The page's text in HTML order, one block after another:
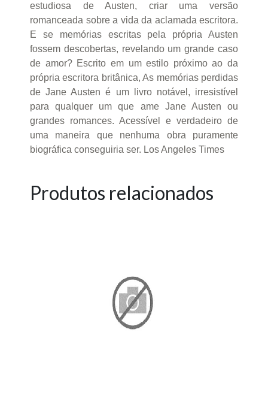
estudiosa de Austen, criar uma versão
romanceada sobre a vida da aclamada escritora.
E se memórias escritas pela própria Austen
fossem descobertas, revelando um grande caso
de amor? Escrito em um estilo próximo ao da
própria escritora britânica, As memórias perdidas
de Jane Austen é um livro notável, irresistível
para qualquer um que ame Jane Austen ou
grandes romances. Acessível e verdadeiro de
uma maneira que nenhuma obra puramente
biográfica conseguiria ser. Los Angeles Times
Produtos relacionados